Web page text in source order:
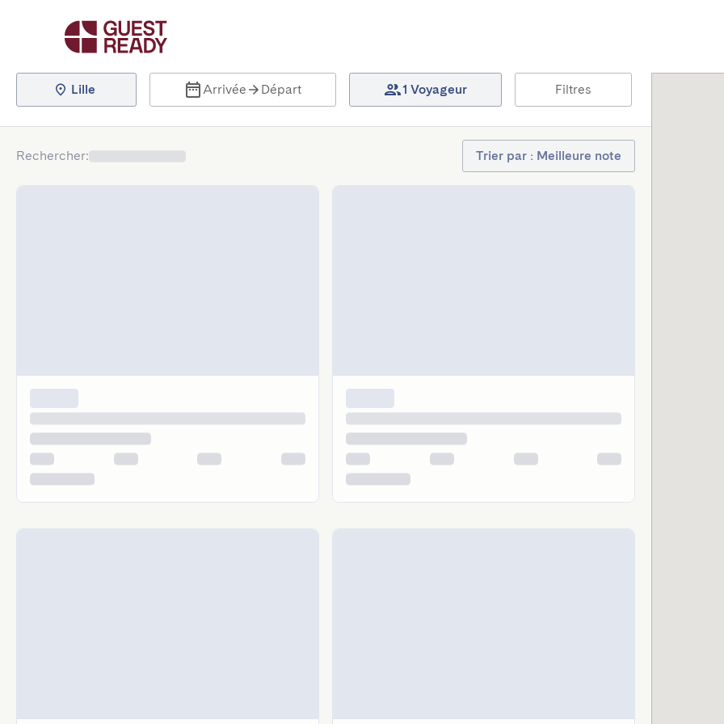
Lille Arrivée Départ 1 Voyageur Filtres
Rechercher: Trier par : Meilleure note